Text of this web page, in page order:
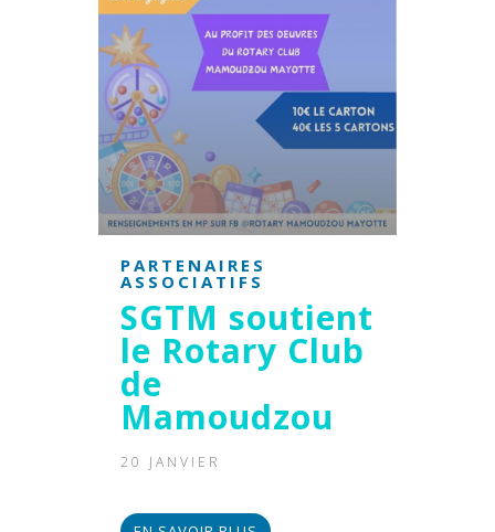
PARTENAIRES
ASSOCIATIFS
SGTM soutient
le Rotary Club
de
Mamoudzou
20 JANVIER